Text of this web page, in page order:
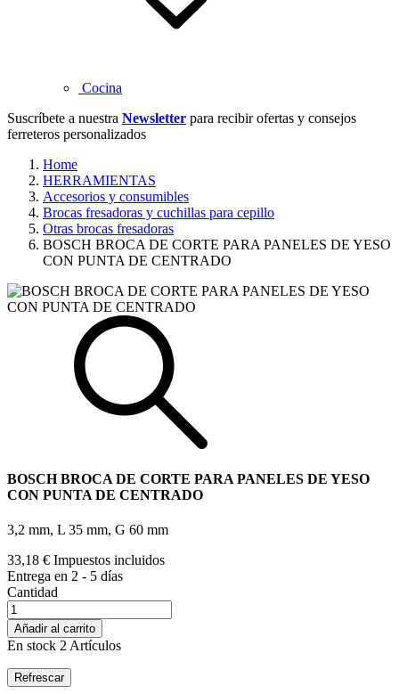
Cocina
Suscríbete a nuestra Newsletter para recibir ofertas y consejos
ferreteros personalizados
Home
HERRAMIENTAS
Accesorios y consumibles
Brocas fresadoras y cuchillas para cepillo
Otras brocas fresadoras
BOSCH BROCA DE CORTE PARA PANELES DE YESO
CON PUNTA DE CENTRADO
BOSCH BROCA DE CORTE PARA PANELES DE YESO
CON PUNTA DE CENTRADO
3,2 mm, L 35 mm, G 60 mm
33,18 € Impuestos incluidos
Entrega en 2 - 5 días
Cantidad
Añadir al carrito
En stock 2 Artículos